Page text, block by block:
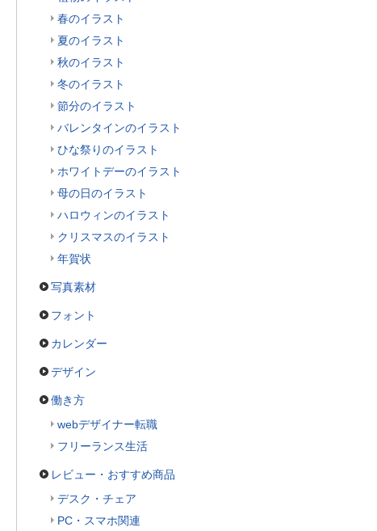
春のイラスト
夏のイラスト
秋のイラスト
冬のイラスト
節分のイラスト
バレンタインのイラスト
ひな祭りのイラスト
ホワイトデーのイラスト
母の日のイラスト
ハロウィンのイラスト
クリスマスのイラスト
年賀状
写真素材
フォント
カレンダー
デザイン
働き方
webデザイナー転職
フリーランス生活
レビュー・おすすめ商品
デスク・チェア
PC・スマホ関連